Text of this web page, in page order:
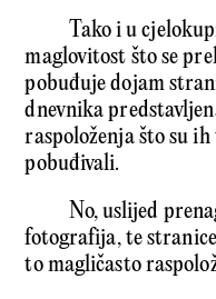
Tako i u
maglovitost što se
pobuđuje dojam
dnevnika
raspoloženja što su
pobuđivali.
No, uslijed
fotografija, te
to magličasto